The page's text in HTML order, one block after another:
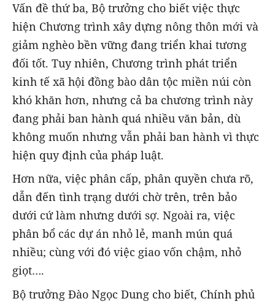
Vấn đề thứ ba, Bộ trưởng cho biết việc thực
hiện Chương trình xây dựng nông thôn mới và
giảm nghèo bền vững đang triển khai tương
đối tốt. Tuy nhiên, Chương trình phát triển
kinh tế xã hội đồng bào dân tộc miền núi còn
khó khăn hơn, nhưng cả ba chương trình này
đang phải ban hành quá nhiều văn bản, dù
không muốn nhưng vẫn phải ban hành vì thực
hiện quy định của pháp luật.
Hơn nữa, việc phân cấp, phân quyền chưa rõ,
dẫn đến tình trạng dưới chờ trên, trên bảo
dưới cứ làm nhưng dưới sợ. Ngoài ra, việc
phân bổ các dự án nhỏ lẻ, manh mún quá
nhiều; cùng với đó việc giao vốn chậm, nhỏ
giọt….
Bộ trưởng Đào Ngọc Dung cho biết, Chính phủ